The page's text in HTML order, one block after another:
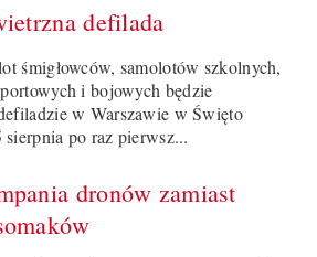
defilada
śmigłowców, samolotów szkolnych,
i bojowych będzie
w Warszawie w Święto
po raz pierwsz...
dronów zamiast